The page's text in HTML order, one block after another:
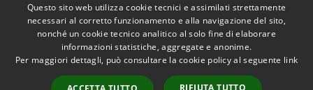
RSS
Accessibilità
Copyright © 2026 • Comune di
Questo sito web utilizza cookie tecnici e assimilati strettamente
necessari al corretto funzionamento e alla navigazione del sito,
nonché un cookie tecnico analitico al solo fine di elaborare
informazioni statistiche, aggregate e anonime.
Per maggiori dettagli, può consultare la cookie policy al seguente link
RIFIUTA TUTTO